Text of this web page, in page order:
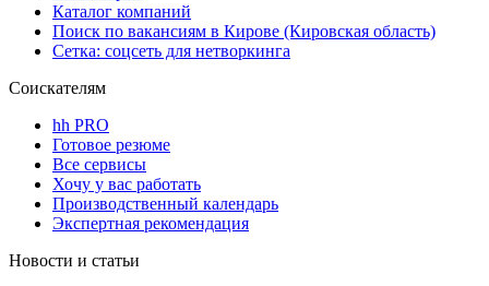
Каталог компаний
Поиск по вакансиям в Кирове (Кировская область)
Сетка: соцсеть для нетворкинга
Соискателям
hh PRO
Готовое резюме
Все сервисы
Хочу у вас работать
Производственный календарь
Экспертная рекомендация
Новости и статьи